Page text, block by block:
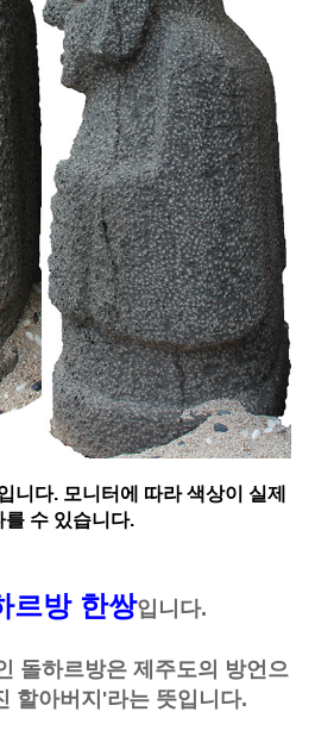
니다. 모니터에 따라 색상이 실제
를 수 있습니다.
르방 한쌍입니다.
돌하르방은 제주도의 방언으
할아버지'라는 뜻입니다.